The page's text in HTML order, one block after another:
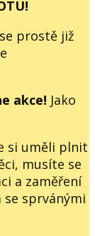
prostě již
akce! Jako
si uměli plnit
musíte se
a zaměření
se sprvánými